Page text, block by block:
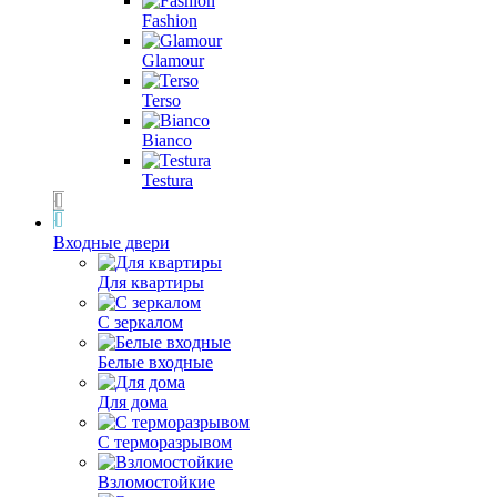
Fashion
Glamour
Terso
Bianco
Testura
Входные двери
Для квартиры
С зеркалом
Белые входные
Для дома
С терморазрывом
Взломостойкие